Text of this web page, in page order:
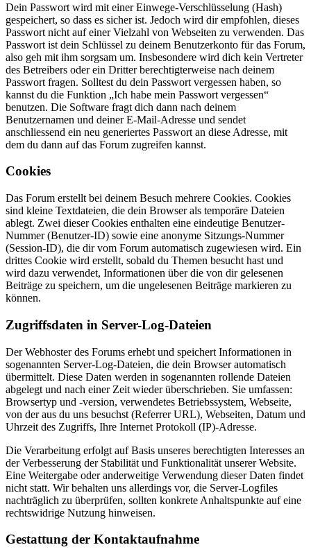
Dein Passwort wird mit einer Einwege-Verschlüsselung (Hash)
gespeichert, so dass es sicher ist. Jedoch wird dir empfohlen, dieses
Passwort nicht auf einer Vielzahl von Webseiten zu verwenden. Das
Passwort ist dein Schlüssel zu deinem Benutzerkonto für das Forum,
also geh mit ihm sorgsam um. Insbesondere wird dich kein Vertreter
des Betreibers oder ein Dritter berechtigterweise nach deinem
Passwort fragen. Solltest du dein Passwort vergessen haben, so
kannst du die Funktion „Ich habe mein Passwort vergessen“
benutzen. Die Software fragt dich dann nach deinem
Benutzernamen und deiner E-Mail-Adresse und sendet
anschliessend ein neu generiertes Passwort an diese Adresse, mit
dem du dann auf das Forum zugreifen kannst.
Cookies
Das Forum erstellt bei deinem Besuch mehrere Cookies. Cookies
sind kleine Textdateien, die dein Browser als temporäre Dateien
ablegt. Zwei dieser Cookies enthalten eine eindeutige Benutzer-
Nummer (Benutzer-ID) sowie eine anonyme Sitzungs-Nummer
(Session-ID), die dir vom Forum automatisch zugewiesen wird. Ein
drittes Cookie wird erstellt, sobald du Themen besucht hast und
wird dazu verwendet, Informationen über die von dir gelesenen
Beiträge zu speichern, um die ungelesenen Beiträge markieren zu
können.
Zugriffsdaten in Server-Log-Dateien
Der Webhoster des Forums erhebt und speichert Informationen in
sogenannten Server-Log-Dateien, die dein Browser automatisch
übermittelt. Diese Daten werden in sogenannten rollende Dateien
abgelegt und nach einer Zeit wieder überschrieben. Sie umfassen:
Browsertyp und -version, verwendetes Betriebssystem, Webseite,
von der aus du uns besuchst (Referrer URL), Webseiten, Datum und
Uhrzeit des Zugriffs, Ihre Internet Protokoll (IP)-Adresse.
Die Verarbeitung erfolgt auf Basis unseres berechtigten Interesses an
der Verbesserung der Stabilität und Funktionalität unserer Website.
Eine Weitergabe oder anderweitige Verwendung dieser Daten findet
nicht statt. Wir behalten uns allerdings vor, die Server-Logfiles
nachträglich zu überprüfen, sollten konkrete Anhaltspunkte auf eine
rechtswidrige Nutzung hinweisen.
Gestattung der Kontaktaufnahme